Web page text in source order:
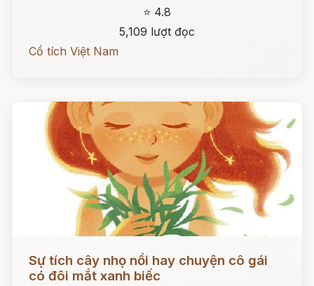
⭐ 4.8
5,109 lượt đọc
Cổ tích Việt Nam
Sự tích cây nhọ nồi hay chuyện cô gái
có đôi mắt xanh biếc